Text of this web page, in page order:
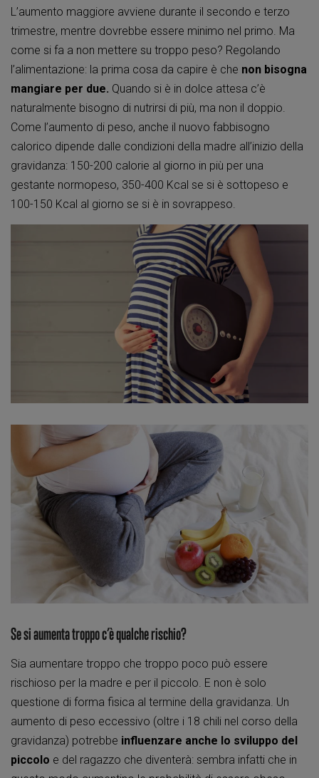
L’aumento maggiore avviene durante il secondo e terzo
trimestre, mentre dovrebbe essere minimo nel primo. Ma
come si fa a non mettere su troppo peso? Regolando
l’alimentazione: la prima cosa da capire è che non bisogna
mangiare per due. Quando si è in dolce attesa c’è
naturalmente bisogno di nutrirsi di più, ma non il doppio.
Come l’aumento di peso, anche il nuovo fabbisogno
calorico dipende dalle condizioni della madre all’inizio della
gravidanza: 150-200 calorie al giorno in più per una
gestante normopeso, 350-400 Kcal se si è sottopeso e
100-150 Kcal al giorno se si è in sovrappeso.
Se si aumenta troppo c’è qualche rischio?
Sia aumentare troppo che troppo poco può essere
rischioso per la madre e per il piccolo. E non è solo
questione di forma fisica al termine della gravidanza. Un
aumento di peso eccessivo (oltre i 18 chili nel corso della
gravidanza) potrebbe influenzare anche lo sviluppo del
piccolo e del ragazzo che diventerà: sembra infatti che in